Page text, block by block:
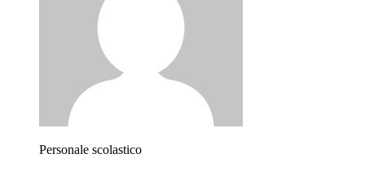
Personale scolastico